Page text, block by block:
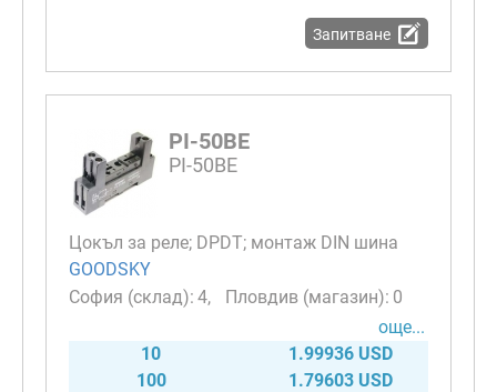
Запитване
PI-50BE
PI-50BE
Цокъл за реле; DPDT; монтаж DIN шина
GOODSKY
4
0
още...
10
1.99936 USD
100
1.79603 USD